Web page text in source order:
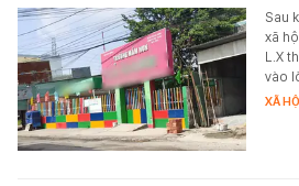
Sau
xã
L.X
vào
XÃ